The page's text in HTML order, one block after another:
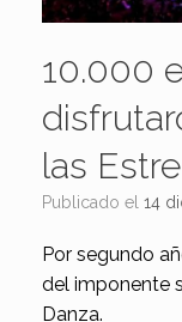
10.000
las
Publicado el 14
Por segundo
del imponente
Danza.